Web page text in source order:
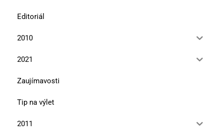
Editoriál
2010
2021
Zaujímavosti
Tip na výlet
2011